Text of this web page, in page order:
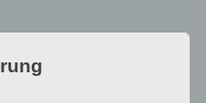
und mehr mit